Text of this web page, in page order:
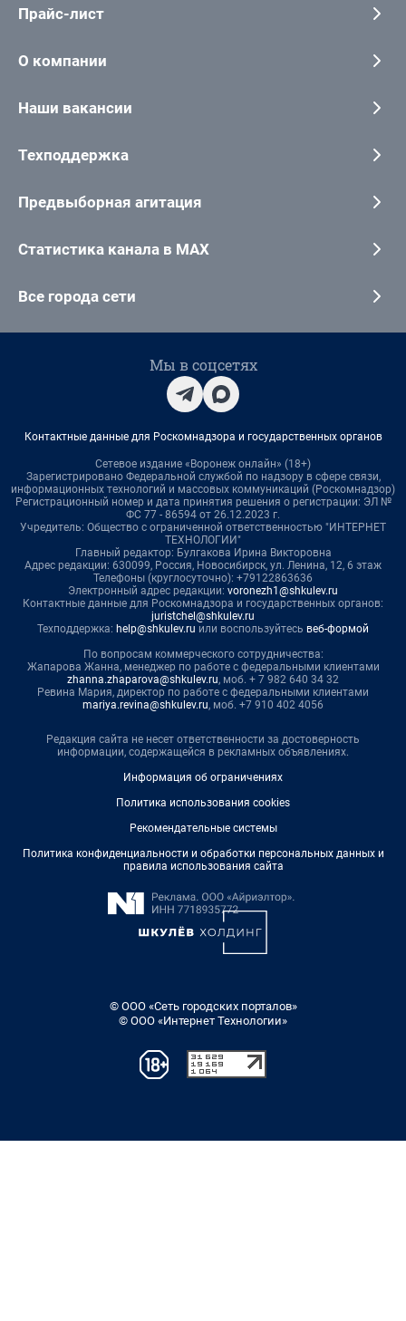
Прайс-лист
О компании
Наши вакансии
Техподдержка
Предвыборная агитация
Статистика канала в MAX
Все города сети
Мы в соцсетях
Контактные данные для Роскомнадзора и государственных органов
Сетевое издание «Воронеж онлайн» (18+)
Зарегистрировано Федеральной службой по надзору в сфере связи,
информационных технологий и массовых коммуникаций (Роскомнадзор)
Регистрационный номер и дата принятия решения о регистрации: ЭЛ №
ФС 77 - 86594 от 26.12.2023 г.
Учредитель: Общество с ограниченной ответственностью "ИНТЕРНЕТ
ТЕХНОЛОГИИ"
Главный редактор: Булгакова Ирина Викторовна
Адрес редакции: 630099, Россия, Новосибирск, ул. Ленина, 12, 6 этаж
Телефоны (круглосуточно): +79122863636
Электронный адрес редакции: voronezh1@shkulev.ru
Контактные данные для Роскомнадзора и государственных органов:
juristchel@shkulev.ru
Техподдержка: help@shkulev.ru или воспользуйтесь веб-формой
По вопросам коммерческого сотрудничества:
Жапарова Жанна, менеджер по работе с федеральными клиентами
zhanna.zhaparova@shkulev.ru, моб. + 7 982 640 34 32
Ревина Мария, директор по работе с федеральными клиентами
mariya.revina@shkulev.ru, моб. +7 910 402 4056
Редакция сайта не несет ответственности за достоверность
информации, содержащейся в рекламных объявлениях.
Информация об ограничениях
Политика использования cookies
Рекомендательные системы
Политика конфиденциальности и обработки персональных данных и
правила использования сайта
© ООО «Сеть городских порталов»
© ООО «Интернет Технологии»